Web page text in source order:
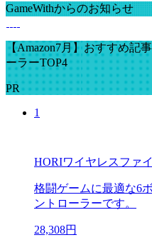
GameWithからのお知らせ
【Amazon7月】おすすめ記
ーラーTOP4
PR
1
HORIワイヤレスファ
格闘ゲームに最適な6
ントローラーです。
28,308円